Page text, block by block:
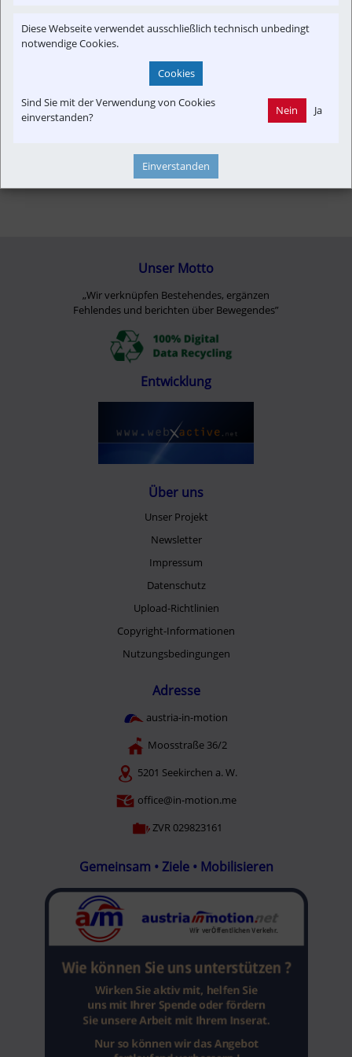
Unser Motto
„Wir verknüpfen Bestehendes, ergänzen
Fehlendes und berichten über Bewegendes”
Entwicklung
Über uns
Unser Projekt
Newsletter
Impressum
Datenschutz
Upload-Richtlinien
Copyright-Informationen
Nutzungsbedingungen
Adresse
austria-in-motion
Moosstraße 36/2
5201 Seekirchen a. W.
office@in-motion.me
ZVR 029823161
Gemeinsam • Ziele • Mobilisieren
Diese Webseite verwendet ausschließlich technisch unbedingt
notwendige Cookies.
Cookies
Sind Sie mit der Verwendung von Cookies
einverstanden?
Nein Ja
Einverstanden